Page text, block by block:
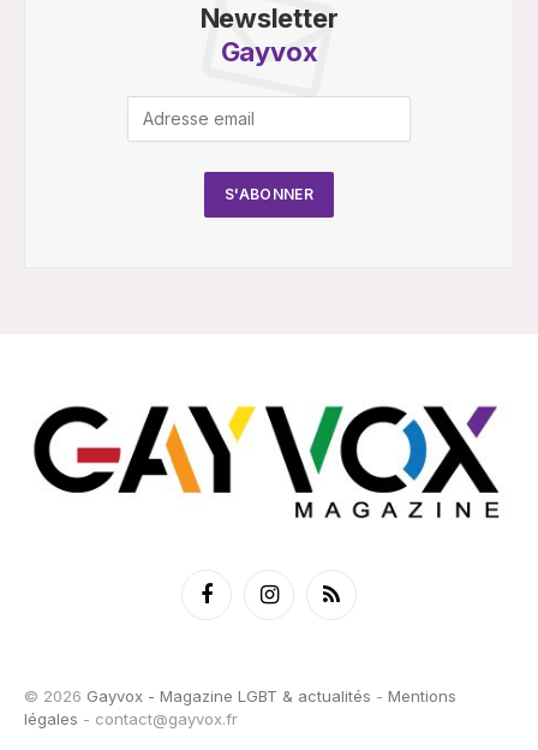
Newsletter
Gayvox
FacebookInstagramRSS
© 2026 Gayvox - Magazine LGBT & actualités - Mentions
légales - contact@gayvox.fr